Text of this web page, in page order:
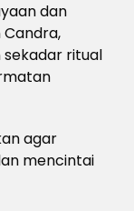
dan
Candra,
sekadar ritual
agar
mencintai